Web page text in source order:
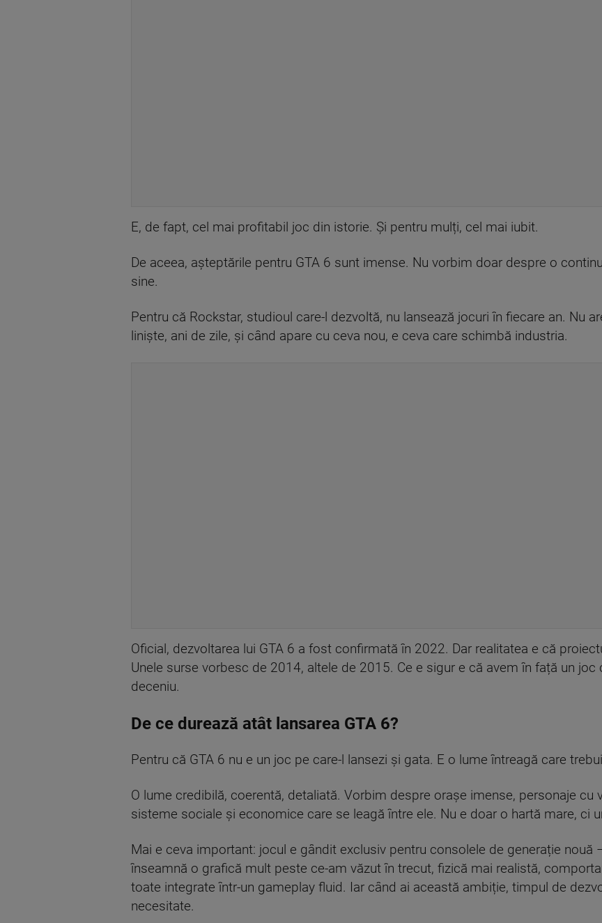
E, de fapt, cel mai profitabil joc din istorie. Și pentru mulți, cel mai iubit.
De aceea, așteptările pentru GTA 6 sunt imense. Nu vorbim doar despre o
sine.
Pentru că Rockstar, studioul care-l dezvoltă, nu lansează jocuri în fiecare an. Nu
liniște, ani de zile, și când apare cu ceva nou, e ceva care schimbă industria.
Oficial, dezvoltarea lui GTA 6 a fost confirmată în 2022. Dar realitatea e că
Unele surse vorbesc de 2014, altele de 2015. Ce e sigur e că avem în față un
deceniu.
De ce durează atât lansarea GTA 6?
Pentru că GTA 6 nu e un joc pe care-l lansezi și gata. E o lume întreagă care
O lume credibilă, coerentă, detaliată. Vorbim despre orașe imense, personaje cu
sisteme sociale și economice care se leagă între ele. Nu e doar o hartă mare, ci
Mai e ceva important: jocul e gândit exclusiv pentru consolele de generație nouă
înseamnă o grafică mult peste ce-am văzut în trecut, fizică mai realistă,
toate integrate într-un gameplay fluid. Iar când ai această ambiție, timpul de
necesitate.